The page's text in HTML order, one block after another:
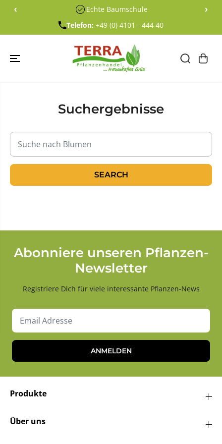
EN SIE ZU
‹ Echte Baumschule ›
Telefon: +49 (0) 4101 - 444 40
Suchergebnisse
SEARCH
Abonniere unseren Pflanzen-
Newsletter
Registriere Dich für viele interessante Pflanzen-News
ANMELDEN
Produkte
Über uns